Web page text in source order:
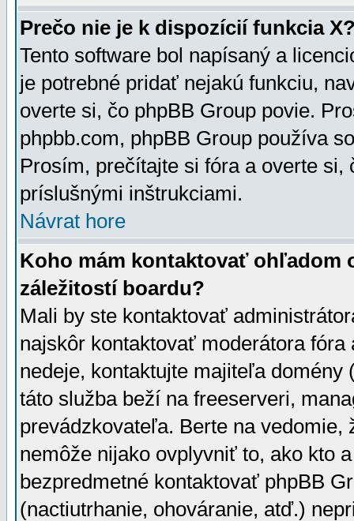
Prečo nie je k dispozícií funkcia
Tento software bol napísaný a
je potrebné pridať nejakú funkciu,
overte si, čo phpBB Group povie.
phpbb.com, phpBB Group používa
Prosím, prečítajte si fóra a overte
príslušnými inštrukciami.
Návrat hore
Koho mám kontaktovať ohľadom
záležitostí boardu?
Mali by ste kontaktovať
najskôr kontaktovať moderátora
nedeje, kontaktujte majiteľa
táto služba beží na freeserveri,
prevádzkovateľa. Berte na vedomie,
nemôže nijako ovplyvniť to, ako kto
bezpredmetné kontaktovať phpBB
(nactiutrhanie, ohováranie, atď.)